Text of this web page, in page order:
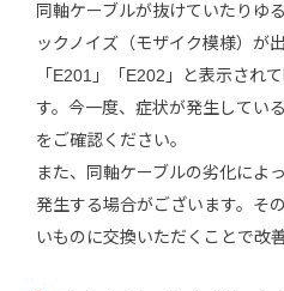
同軸ケーブルが抜けていたりゆ
ックノイズ（モザイク模様）が
「E201」「E202」と表示され
す。今一度、症状が発生してい
をご確認ください。
また、同軸ケーブルの劣化によ
発生する場合がございます。そ
いものに交換いただくことで改